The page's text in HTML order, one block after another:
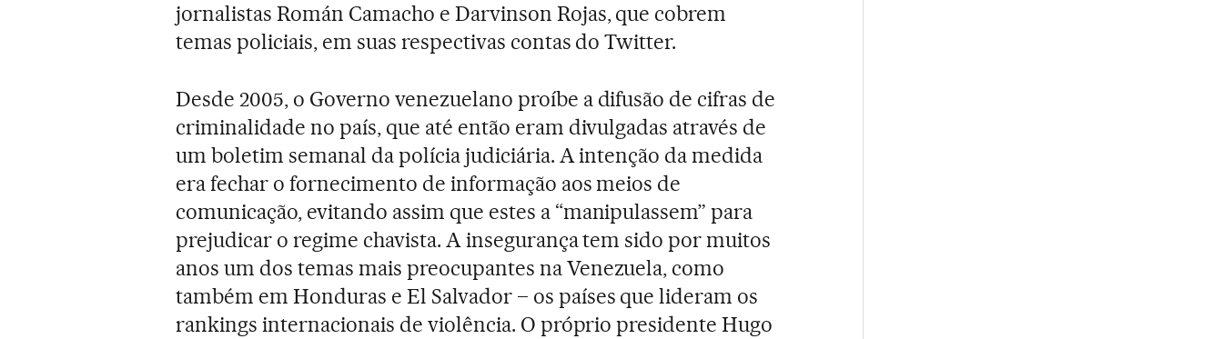
jornalistas Román Camacho e Darvinson Rojas, que cobrem
temas policiais, em suas respectivas contas do Twitter.
Desde 2005, o Governo venezuelano proíbe a difusão de cifras de
criminalidade no país, que até então eram divulgadas através de
um boletim semanal da polícia judiciária. A intenção da medida
era fechar o fornecimento de informação aos meios de
comunicação, evitando assim que estes a “manipulassem” para
prejudicar o regime chavista. A insegurança tem sido por muitos
anos um dos temas mais preocupantes na Venezuela, como
também em Honduras e El Salvador – os países que lideram os
rankings internacionais de violência. O próprio presidente Hugo